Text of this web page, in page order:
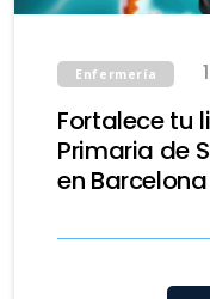
Enfermería
Fortalece tu
Primaria de
en Barcelona